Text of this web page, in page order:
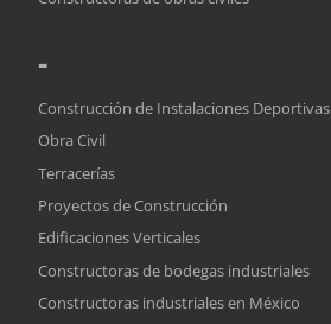
-
Construcción de Instalaciones Deportivas
Obra Civil
Terracerías
Proyectos de Construcción
Edificaciones Verticales
Constructoras de bodegas industriales
Constructoras industriales en México